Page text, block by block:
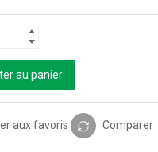
au panier
aux favoris Comparer